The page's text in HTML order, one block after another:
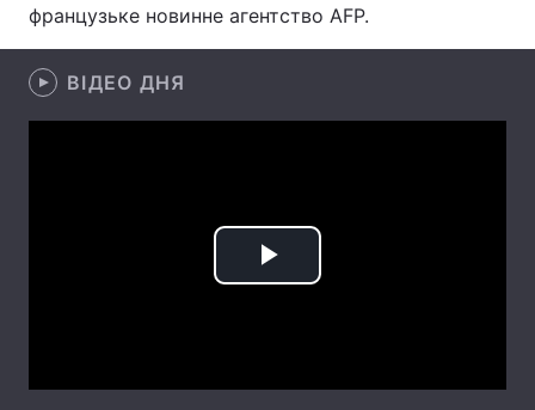
Цікавинки Погода
Екологія
французьке новинне агентство AFP.
ВІДЕО ДНЯ
Play